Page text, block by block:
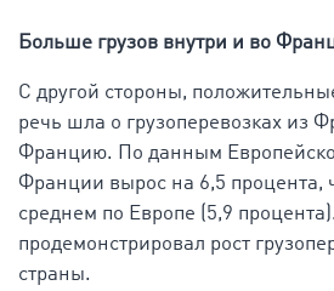
Больше грузов внутри и во
С другой стороны,
речь шла о грузоперевозках из
Францию. По данным
Франции вырос на 6,5 процента,
среднем по Европе (5,9
продемонстрировал рост
страны.